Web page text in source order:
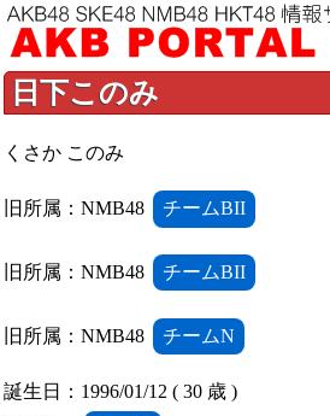
日下このみ
くさか このみ
旧所属：NMB48 チームBII
旧所属：NMB48 チームBII
旧所属：NMB48 チームN
誕生日：1996/01/12 ( 30 歳 )